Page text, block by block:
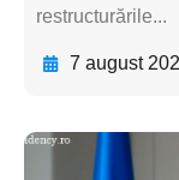
restructurările...
7 august